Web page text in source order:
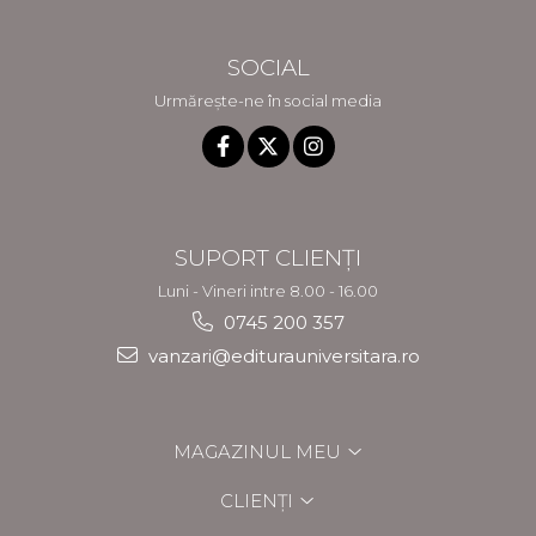
SOCIAL
Urmărește-ne în social media
SUPORT CLIENȚI
Luni - Vineri intre 8.00 - 16.00
0745 200 357
vanzari@editurauniversitara.ro
MAGAZINUL MEU
CLIENȚI